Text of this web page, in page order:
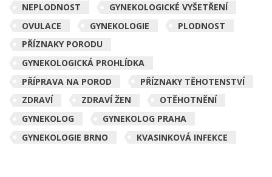
NEPLODNOST
GYNEKOLOGICKÉ VYŠETŘENÍ
OVULACE
GYNEKOLOGIE
PLODNOST
PŘÍZNAKY PORODU
GYNEKOLOGICKÁ PROHLÍDKA
PŘÍPRAVA NA POROD
PŘÍZNAKY TĚHOTENSTVÍ
ZDRAVÍ
ZDRAVÍ ŽEN
OTĚHOTNĚNÍ
GYNEKOLOG
GYNEKOLOG PRAHA
GYNEKOLOGIE BRNO
KVASINKOVÁ INFEKCE